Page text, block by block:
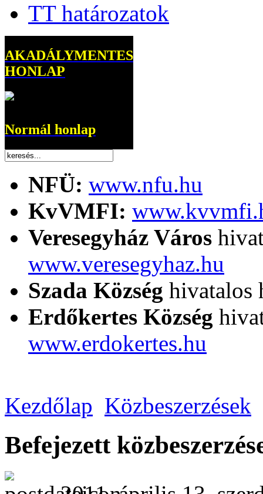
TT határozatok
AKADÁLYMENTES
HONLAP
Normál honlap
NFÜ: www.nfu.hu
KvVMFI:
Veresegyház Város
www.veresegyhaz.hu
Szada Község hivatalos
Erdőkertes Község
www.erdokertes.hu
Kezdőlap Közbeszerzések
Befejezett